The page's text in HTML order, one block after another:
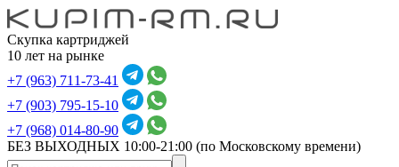
Скупка картриджей
10 лет на рынке
+7 (963) 711-73-41
+7 (903) 795-15-10
+7 (968) 014-80-90
БЕЗ ВЫХОДНЫХ 10:00-21:00 (по Московскому времени)